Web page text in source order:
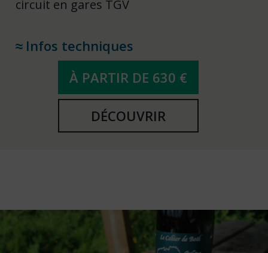
circuit en gares TGV
Infos techniques
À PARTIR DE 630 €
DÉCOUVRIR